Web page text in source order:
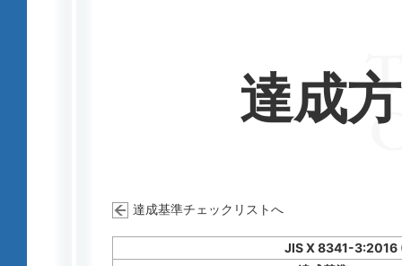
達成
達成基準チェックリストへ
JIS X 8341-